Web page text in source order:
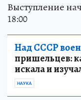
Выступление
18:00
Над СССР
пришельцев:
искала и
НАУКА